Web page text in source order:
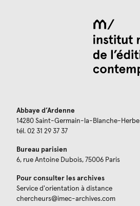
Abbaye d’Ardenne
14280 Saint-Germain-la-Blanche-Herbe
tél. 02 31 29 37 37
Bureau parisien
6, rue Antoine Dubois, 75006 Paris
Pour consulter les archives
Service d'orientation à distance
chercheurs@imec-archives.com